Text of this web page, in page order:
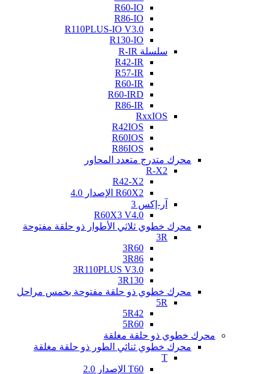
R60-IO
R86-IO
R110PLUS-IO V3.0
R130-IO
سلسلة R-IR
R42-IR
R57-IR
R60-IR
R60-IRD
R86-IR
RxxIOS
R42IOS
R60IOS
R86IOS
محرك متدرج متعدد المحاور
R-X2
R42-X2
R60X2 الإصدار 4.0
آر-إكس 3
R60X3 V4.0
محرك خطوي ثلاثي الأطوار ذو حلقة مفتوحة
3R
3R60
3R86
3R110PLUS V3.0
3R130
محرك خطوي ذو حلقة مفتوحة بخمس مراحل
5R
5R42
5R60
محرك خطوي ذو حلقة مغلقة
محرك خطوي ثنائي الطور ذو حلقة مغلقة
T
T60 الإصدار 2.0